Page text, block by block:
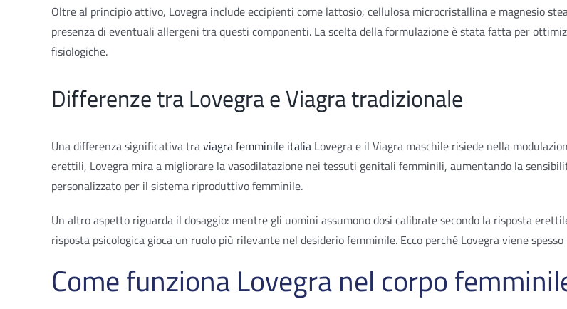
Oltre al principio attivo, Lovegra include eccipienti come lattosio, cellulosa microcristallina e magnesio
presenza di eventuali allergeni tra questi componenti. La scelta della formulazione è stata fatta per
fisiologiche.
Differenze tra Lovegra e Viagra tradizionale
Una differenza significativa traviagra femminile italiaLovegra e il Viagra maschile risiede nella
erettili, Lovegra mira a migliorare la vasodilatazione nei tessuti genitali femminili, aumentando la
personalizzato per il sistema riproduttivo femminile.
Un altro aspetto riguarda il dosaggio: mentre gli uomini assumono dosi calibrate secondo la risposta
risposta psicologica gioca un ruolo più rilevante nel desiderio femminile. Ecco perché Lovegra viene
Come funziona Lovegra nel corpo